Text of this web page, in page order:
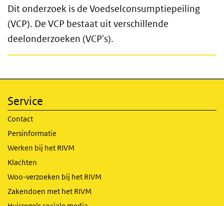
Dit onderzoek is de Voedselconsumptiepeiling
(VCP). De VCP bestaat uit verschillende
deelonderzoeken (VCP's).
Service
Contact
Persinformatie
Werken bij het RIVM
Klachten
Woo-verzoeken bij het RIVM
Zakendoen met het RIVM